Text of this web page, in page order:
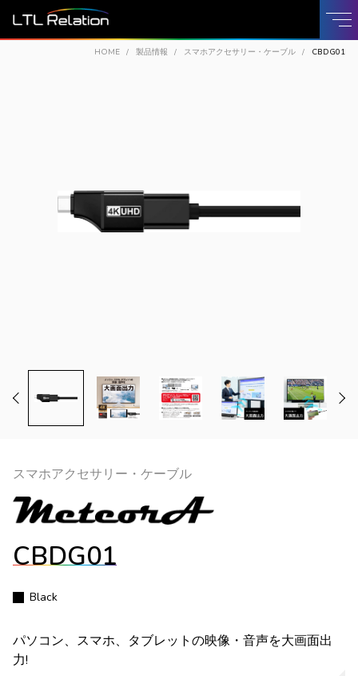
HOME 製品情報 スマホアクセサリー・ケーブル CBDG01
スマホアクセサリー・ケーブル
CBDG01
Black
パソコン、スマホ、タブレットの映像・音声を大画面出
力!